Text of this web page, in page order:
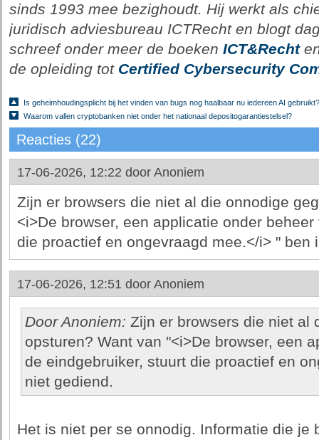
sinds 1993 mee bezighoudt. Hij werkt als
juridisch adviesbureau ICTRecht en blogt
schreef onder meer de boeken ICT&Recht
de opleiding tot Certified Cybersecurity
Is geheimhoudingsplicht bij het vinden van bugs nog haalbaar nu iedereen AI gebruikt?
Waarom vallen cryptobanken niet onder het nationaal depositogarantiestelsel?
Reacties (22)
17-06-2026, 12:22 door Anoniem
Zijn er browsers die niet al die onnodige
<i>De browser, een applicatie onder
die proactief en ongevraagd mee.</i> " ben
17-06-2026, 12:51 door Anoniem
Door Anoniem: Zijn er browsers die niet al
opsturen? Want van "<i>De browser, een
de eindgebruiker, stuurt die proactief en
niet gediend.
Het is niet per se onnodig. Informatie die je